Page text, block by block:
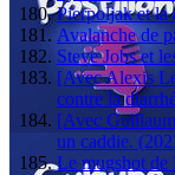
Pierpoljak et la
Avalanche de
Steve Jobs et
[Avec Alexis
contre la
[Avec
un caddie.
Le mugshot de